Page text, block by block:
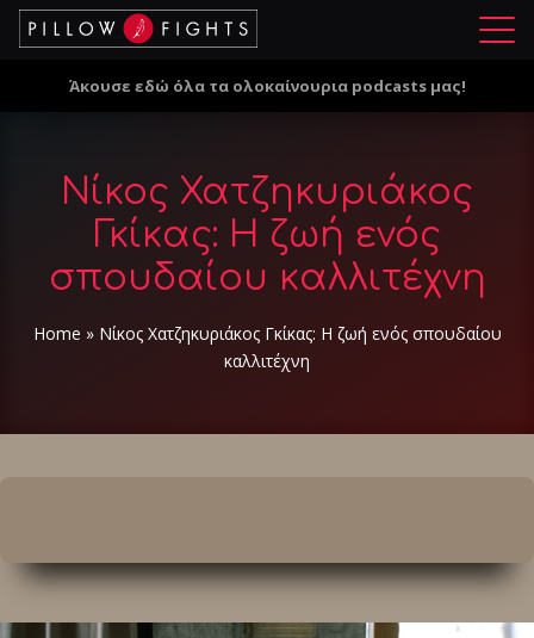
Μ
ο
Άκουσε εδώ όλα τα ολοκαίνουρια podcasts μας!
Νίκος Χατζηκυριάκος
Γκίκας: Η ζωή ενός
σπουδαίου καλλιτέχνη
Home » Νίκος Χατζηκυριάκος Γκίκας: Η ζωή ενός σπουδαίου
καλλιτέχνη